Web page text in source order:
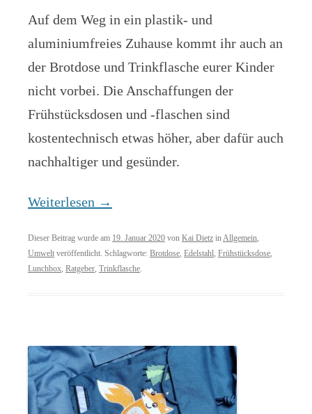
Auf dem Weg in ein plastik- und
aluminiumfreies Zuhause kommt ihr auch an
der Brotdose und Trinkflasche eurer Kinder
nicht vorbei. Die Anschaffungen der
Frühstücksdosen und -flaschen sind
kostentechnisch etwas höher, aber dafür auch
nachhaltiger und gesünder.
Weiterlesen →
Dieser Beitrag wurde am 19. Januar 2020 von Kai Dietz inAllgemein,
Umwelt veröffentlicht. Schlagworte: Brotdose, Edelstahl, Frühstücksdose,
Lunchbox, Ratgeber, Trinkflasche.